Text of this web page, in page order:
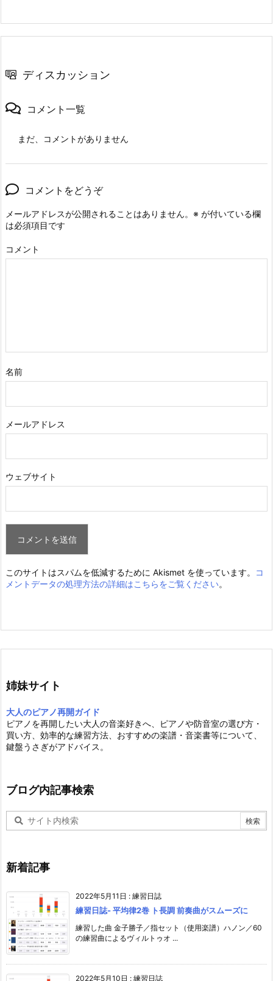
ディスカッション
コメント一覧
まだ、コメントがありません
コメントをどうぞ
メールアドレスが公開されることはありません。 ※ が付いている欄
は必須項目です
コメント
名前
メールアドレス
ウェブサイト
このサイトはスパムを低減するために Akismet を使っています。
コ
メントデータの処理方法の詳細はこちらをご覧ください。
姉妹サイト
大人のピアノ再開ガイド
ピアノを再開したい大人の音楽好きへ、ピアノや防音室の選び方・
買い方、効率的な練習方法、おすすめの楽譜・音楽書等について、
鍵盤うさぎがアドバイス。
ブログ内記事検索
新着記事
2022年5月11日 : 練習日誌
練習日誌- 平均律2巻 ト長調 前奏曲がスムーズに
練習した曲 金子勝子／指セット（使用楽譜）ハノン／60
の練習曲によるヴィルトゥオ ...
2022年5月10日 : 練習日誌